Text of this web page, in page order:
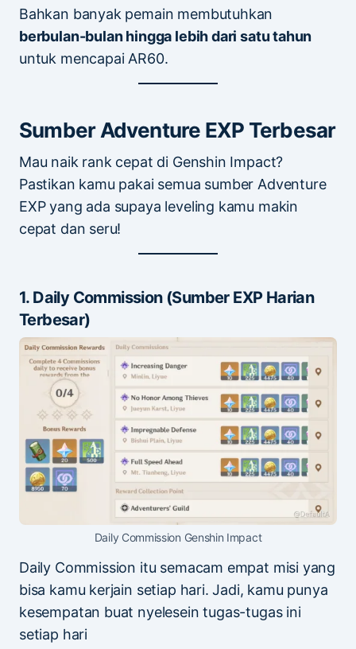
Bahkan banyak pemain membutuhkan
berbulan-bulan hingga lebih dari satu tahun
untuk mencapai AR60.
Sumber Adventure EXP Terbesar
Mau naik rank cepat di Genshin Impact?
Pastikan kamu pakai semua sumber Adventure
EXP yang ada supaya leveling kamu makin
cepat dan seru!
1. Daily Commission (Sumber EXP Harian
Terbesar)
Daily Commission Genshin Impact
Daily Commission itu semacam empat misi yang
bisa kamu kerjain setiap hari. Jadi, kamu punya
kesempatan buat nyelesein tugas-tugas ini
setiap hari